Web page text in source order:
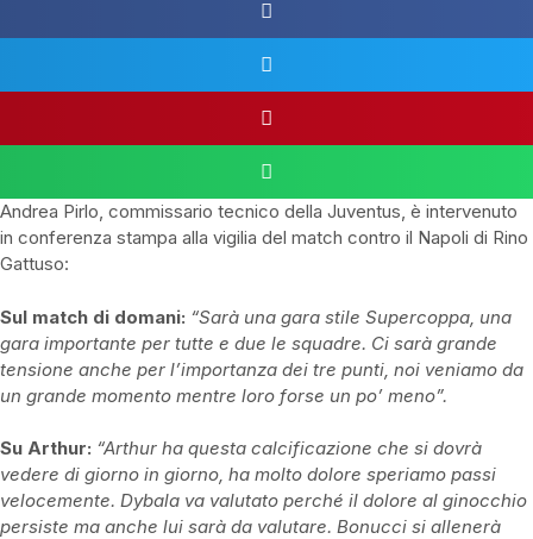
Andrea Pirlo, commissario tecnico della Juventus, è intervenuto
in conferenza stampa alla vigilia del match contro il Napoli di Rino
Gattuso:
Sul match di domani: “Sarà una gara stile Supercoppa, una
gara importante per tutte e due le squadre. Ci sarà grande
tensione anche per l’importanza dei tre punti, noi veniamo da
un grande momento mentre loro forse un po’ meno”.
Su Arthur: “Arthur ha questa calcificazione che si dovrà
vedere di giorno in giorno, ha molto dolore speriamo passi
velocemente. Dybala va valutato perché il dolore al ginocchio
persiste ma anche lui sarà da valutare. Bonucci si allenerà